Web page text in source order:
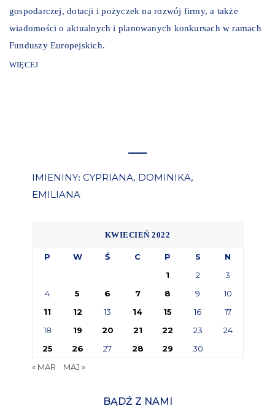
gospodarczej, dotacji i pożyczek na rozwój firmy, a także
wiadomości o aktualnych i planowanych konkursach w ramach
Funduszy Europejskich.
WIĘCEJ
IMIENINY: CYPRIANA, DOMINIKA,
EMILIANA
KWIECIEŃ 2022
P W Ś C P S
N
1
2
3
4
5 6 7 8 9
10
11
12 13 14 15 16
17
18
19 20 21 22 23
24
25
26 27 28 29
30
« MAR
MAJ »
BĄDŹ Z NAMI